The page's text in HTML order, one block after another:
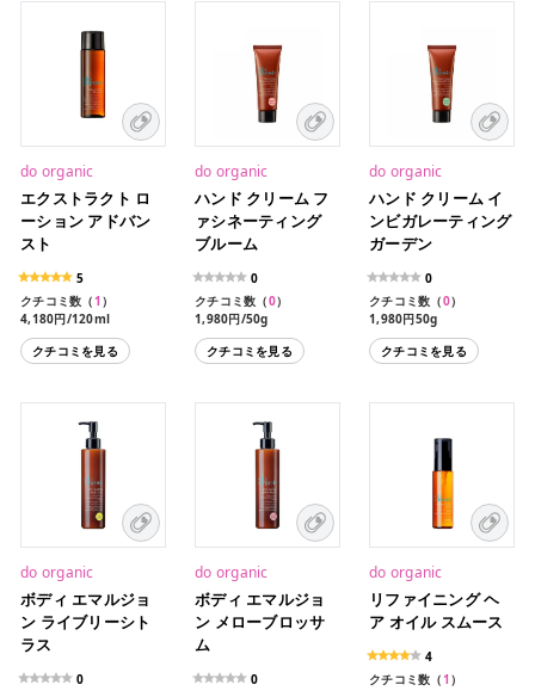
do organic
エクストラクト ロ
ーション アドバン
スト
5
クチコミ数（1 ）
4,180円/120ml
クチコミを見る
do organic
ハンド クリーム フ
ァシネーティング
ブルーム
0
クチコミ数（0）
1,980円/50g
クチコミを見る
do organic
ハンド クリーム イ
ンビガレーティング
ガーデン
0
クチコミ数（0）
1,980円50g
クチコミを見る
do organic
ボディ エマルジョ
ン ライブリーシト
ラス
0
do organic
ボディ エマルジョ
ン メローブロッサ
ム
0
do organic
リファイニング ヘ
ア オイル スムース
4
クチコミ数（1 ）